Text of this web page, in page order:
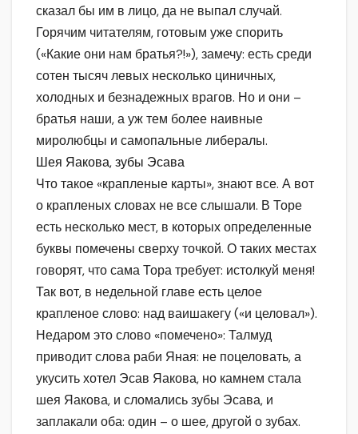
сказал бы им в лицо, да не выпал случай.
Горячим читателям, готовым уже спорить
(«Какие они нам братья?!»), замечу: есть среди
сотен тысяч левых несколько циничных,
холодных и безнадежных врагов. Но и они –
братья наши, а уж тем более наивные
миролюбцы и самопальные либералы.
Шея Яакова, зубы Эсава
Что такое «крапленые карты», знают все. А вот
о крапленых словах не все слышали. В Торе
есть несколько мест, в которых определенные
буквы помечены сверху точкой. О таких местах
говорят, что сама Тора требует: истолкуй меня!
Так вот, в недельной главе есть целое
крапленое слово: над ваишакегу («и целовал»).
Недаром это слово «помечено»: Талмуд
приводит слова раби Яная: не поцеловать, а
укусить хотел Эсав Яакова, но камнем стала
шея Яакова, и сломались зубы Эсава, и
заплакали оба: один – о шее, другой о зубах.